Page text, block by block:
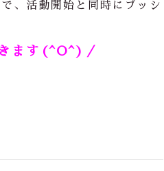
、活動開始と同時にプッシ
ます(^O^)／